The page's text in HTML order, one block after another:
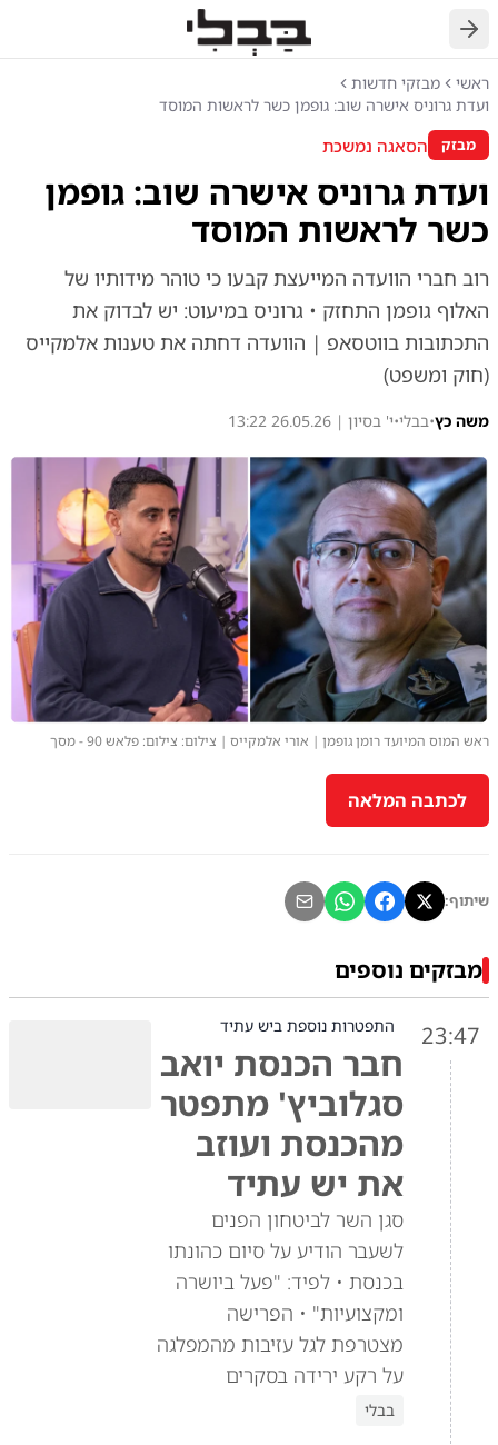
חזרה
ראשי
מבזקי חדשות
ועדת גרוניס אישרה שוב: גופמן כשר לראשות המוסד
מבזק הסאגה נמשכת
ועדת גרוניס אישרה שוב: גופמן
כשר לראשות המוסד
רוב חברי הוועדה המייעצת קבעו כי טוהר מידותיו של
האלוף גופמן התחזק • גרוניס במיעוט: יש לבדוק את
התכתובות בווטסאפ | הוועדה דחתה את טענות אלמקייס
(חוק ומשפט)
משה כץ•בבלי•י' בסיון | 26.05.26 13:22
ראש המוס המיועד רומן גופמן | אורי אלמקייס | צילום: צילום: פלאש 90 - מסך
לכתבה המלאה
שיתוף:
מבזקים נוספים
23:47 התפטרות נוספת ביש עתיד
חבר הכנסת יואב
סגלוביץ' מתפטר
מהכנסת ועוזב
את יש עתיד
סגן השר לביטחון הפנים
לשעבר הודיע על סיום כהונתו
בכנסת • לפיד: "פעל ביושרה
ומקצועיות" • הפרישה
מצטרפת לגל עזיבות מהמפלגה
על רקע ירידה בסקרים
בבלי